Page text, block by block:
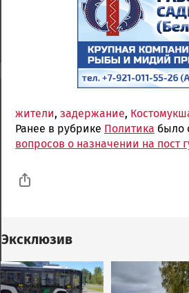
жители, задержание,
Ранее в рубрике Политика было
вопросов о назначении на пост
Эксклюзив
Image